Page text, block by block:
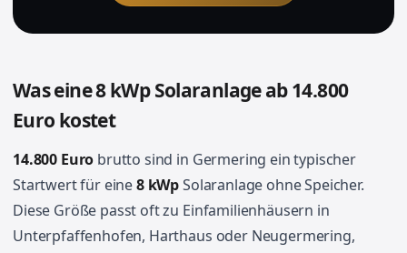
Was eine 8 kWp Solaranlage ab 14.800
Euro kostet
14.800 Euro brutto sind in Germering ein typischer
Startwert für eine8 kWpSolaranlage ohne Speicher.
Diese Größe passt oft zu Einfamilienhäusern in
Unterpfaffenhofen, Harthaus oder Neugermering,